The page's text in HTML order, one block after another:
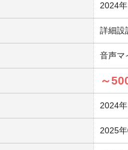
2024
詳細設
音声マ
～
2024
2025